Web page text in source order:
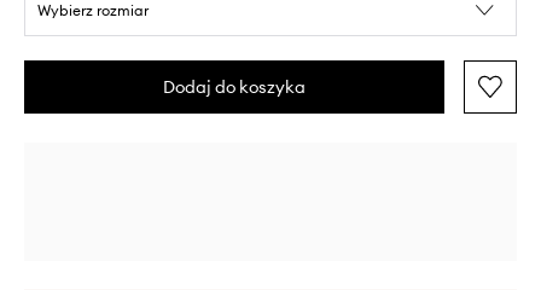
Wybierz rozmiar
Dodaj do koszyka